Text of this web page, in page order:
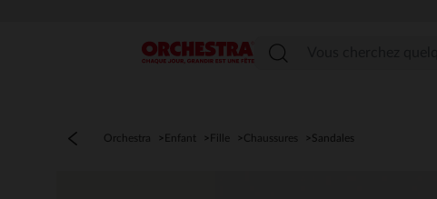
Menu
Orchestra Enfant Fille Chaussures Sandales